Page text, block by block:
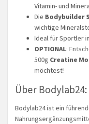
Vitamin- und
Die Bodybuilder
wichtige
Ideal für Sportler
OPTIONAL:
500g Creatine
möchtest!
Über Bodylab24:
Bodylab24 ist ein